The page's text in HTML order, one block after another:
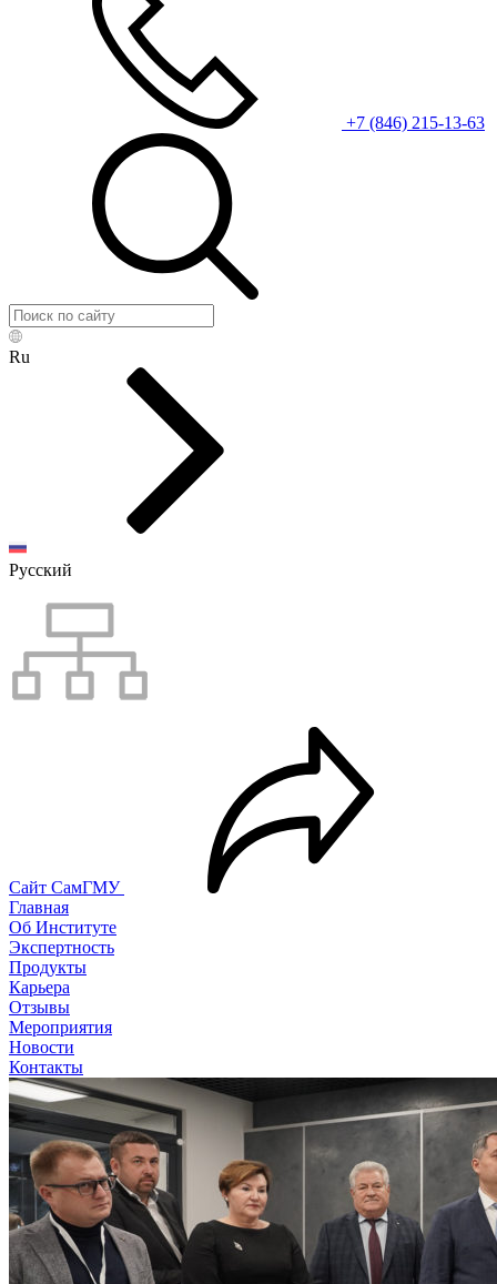
+7 (846) 215-13-63
Ru
Русский
Сайт СамГМУ
Главная
Об Институте
Экспертность
Продукты
Карьера
Отзывы
Мероприятия
Новости
Контакты